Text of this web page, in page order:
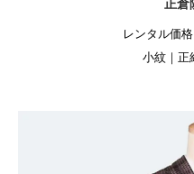
正倉
レンタル価
小紋｜正